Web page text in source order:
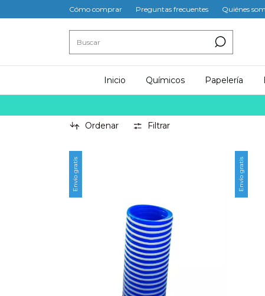
Cómo comprar Preguntas frecuentes Quiénes
Inicio Químicos Papelería
Ordenar Filtrar
Envío gratis Envío gratis